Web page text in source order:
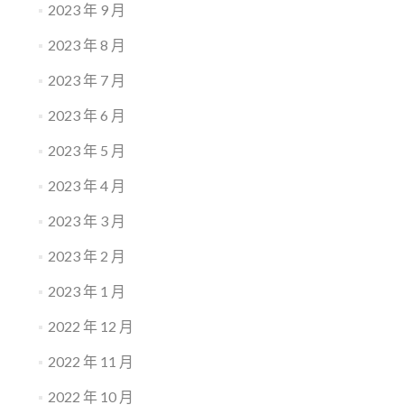
2023 年 9 月
2023 年 8 月
2023 年 7 月
2023 年 6 月
2023 年 5 月
2023 年 4 月
2023 年 3 月
2023 年 2 月
2023 年 1 月
2022 年 12 月
2022 年 11 月
2022 年 10 月